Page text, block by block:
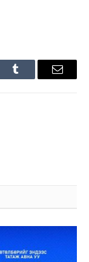
Tumblr Имэйл